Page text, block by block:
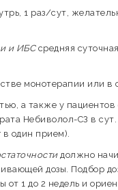
1 раз/сут,
и ИБС средняя
монотерапии или
а также у
Небиволол-СЗ в
в один прием).
должно
дозы. Подбор
1 до 2 недель и